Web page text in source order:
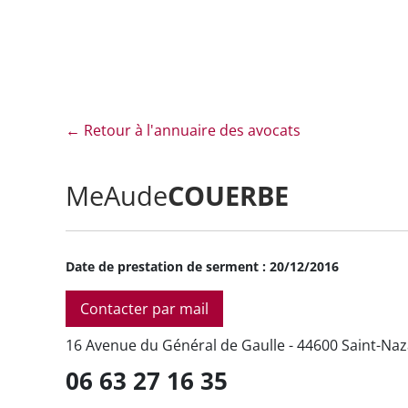
← Retour à l'annuaire des avocats
MeAudeCOUERBE
Date de prestation de serment : 20/12/2016
Contacter par mail
16 Avenue du Général de Gaulle - 44600 Saint-
06 63 27 16 35